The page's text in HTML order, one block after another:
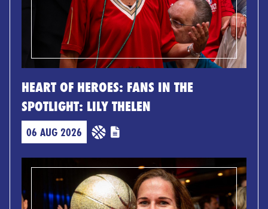
HEART OF HEROES: FANS IN THE
SPOTLIGHT: LILY THELEN
06 AUG 2026